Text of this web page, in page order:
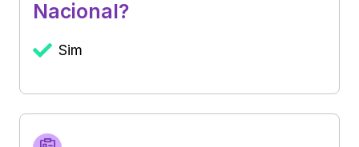
Nacional?
Sim